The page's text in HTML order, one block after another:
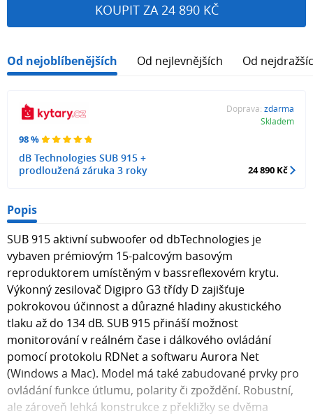
KOUPIT ZA 24 890 KČ
Od nejoblíbenějších Od nejlevnějších Od
98 %
dB Technologies SUB 915 +
prodloužená záruka 3 roky
Doprava: zdarma
Skladem
24 890 Kč
Popis
SUB 915 aktivní subwoofer od dbTechnologies je
vybaven prémiovým 15-palcovým basovým
reproduktorem umístěným v bassreflexovém krytu.
Výkonný zesilovač Digipro G3 třídy D zajišťuje
pokrokovou účinnost a důrazné hladiny akustického
tlaku až do 134 dB. SUB 915 přináší možnost
monitorování v reálném čase i dálkového ovládání
pomocí protokolu RDNet a softwaru Aurora Net
(Windows a Mac). Model má také zabudované prvky pro
ovládání funkce útlumu, polarity či zpoždění. Robustní,
ale zároveň lehká konstrukce z překližky se dvěma